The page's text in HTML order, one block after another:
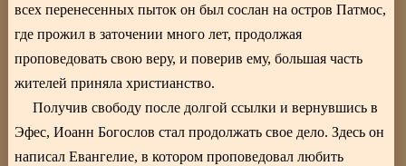
всех перенесенных пыток он был сослан на остров Патмос,
где прожил в заточении много лет, продолжая
проповедовать свою веру, и поверив ему, большая часть
жителей приняла христианство.
Получив свободу после долгой ссылки и вернувшись в
Эфес, Иоанн Богослов стал продолжать свое дело. Здесь он
написал Евангелие, в котором проповедовал любить